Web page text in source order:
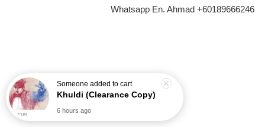
Whatsapp En. Ahmad +60189666246
Someoneadded to cart
6 hours ago